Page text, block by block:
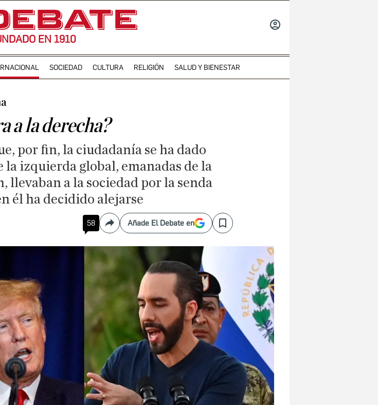
EN 1910
SOCIEDAD CULTURA RELIGIÓN SALUD Y BIENESTAR
a la derecha?
por fin, la ciudadanía se ha dado
la izquierda global, emanadas de la
llevaban a la sociedad por la senda
él ha decidido alejarse
58 CompartirAñade El Debate en Save